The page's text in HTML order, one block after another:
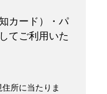
カード）・パ
てご利用いた
所に当たりま